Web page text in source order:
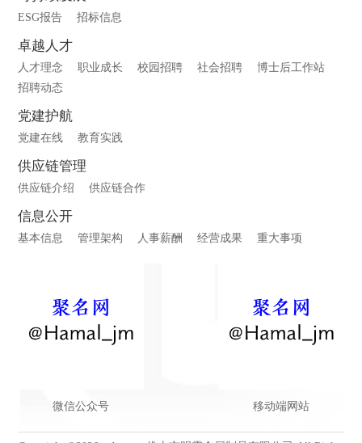
ESG报告 招标信息
卓越人才
人才理念 职业成长 校园招聘 社会招聘
博士后工作站
招聘动态
党建护航
党建在线 教育实践
供应链管理
供应链介绍 供应链合作
信息公开
基本信息 管理架构 人事薪酬 经营成果 重大事项
微信公众号 移动端网站